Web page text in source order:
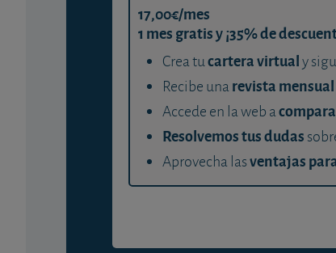
17,00€/mes
1 mes gratis y ¡35% de
Crea tucartera virtualy
Recibe unarevista
Accede en la web a
Resolvemos tus dudas
Aprovecha lasventajas